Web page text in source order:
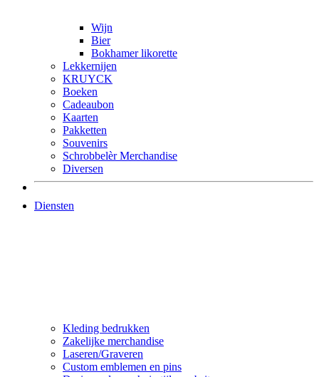
Wijn
Bier
Bokhamer likorette
Lekkernijen
KRUYCK
Boeken
Cadeaubon
Kaarten
Pakketten
Souvenirs
Schrobbelèr Merchandise
Diversen
Diensten
Kleding bedrukken
Zakelijke merchandise
Laseren/Graveren
Custom emblemen en pins